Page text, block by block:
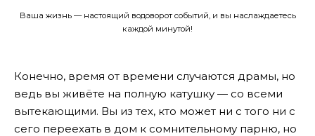
Ваша жизнь — настоящий водоворот событий, и вы наслаждаетесь
каждой минутой!
Конечно, время от времени случаются драмы, но
ведь вы живёте на полную катушку — со всеми
вытекающими. Вы из тех, кто может ни с того ни с
сего переехать в дом к сомнительному парню, но